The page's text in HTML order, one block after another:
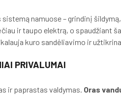
namuose – grindinį
ir taupo elektrą, o spaudžiant
kuro sandėliavimo ir
PRIVALUMAI
ir paprastas valdymas. Oras